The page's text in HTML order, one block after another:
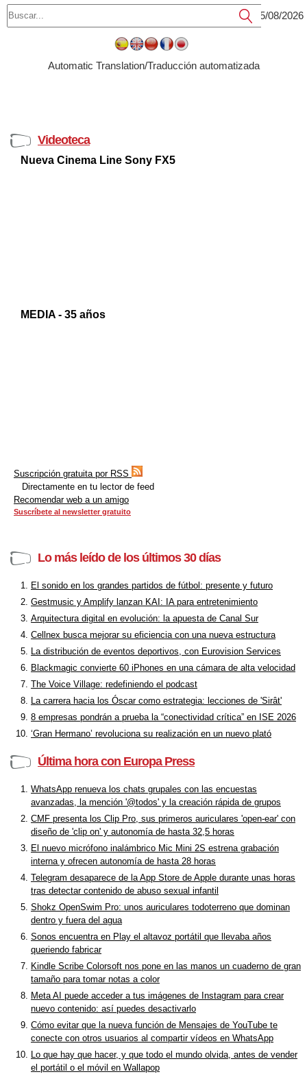
Submit05/08/2026
Automatic Translation/Traducción automatizada
Videoteca
Nueva Cinema Line Sony FX5
MEDIA - 35 años
Suscripción gratuita por RSS
Directamente en tu lector de feed
Recomendar web a un amigo
Suscríbete al newsletter gratuito
Lo más leído de los últimos 30 días
El sonido en los grandes partidos de fútbol: presente y futuro
Gestmusic y Amplify lanzan KAI: IA para entretenimiento
Arquitectura digital en evolución: la apuesta de Canal Sur
Cellnex busca mejorar su eficiencia con una nueva estructura
La distribución de eventos deportivos, con Eurovision Services
Blackmagic convierte 60 iPhones en una cámara de alta velocidad
The Voice Village: redefiniendo el podcast
La carrera hacia los Óscar como estrategia: lecciones de 'Sirât'
8 empresas pondrán a prueba la “conectividad crítica” en ISE 2026
‘Gran Hermano’ revoluciona su realización en un nuevo plató
Última hora con Europa Press
WhatsApp renueva los chats grupales con las encuestas
avanzadas, la mención '@todos' y la creación rápida de grupos
CMF presenta los Clip Pro, sus primeros auriculares 'open-ear' con
diseño de 'clip on' y autonomía de hasta 32,5 horas
El nuevo micrófono inalámbrico Mic Mini 2S estrena grabación
interna y ofrecen autonomía de hasta 28 horas
Telegram desaparece de la App Store de Apple durante unas horas
tras detectar contenido de abuso sexual infantil
Shokz OpenSwim Pro: unos auriculares todoterreno que dominan
dentro y fuera del agua
Sonos encuentra en Play el altavoz portátil que llevaba años
queriendo fabricar
Kindle Scribe Colorsoft nos pone en las manos un cuaderno de gran
tamaño para tomar notas a color
Meta AI puede acceder a tus imágenes de Instagram para crear
nuevo contenido: así puedes desactivarlo
Cómo evitar que la nueva función de Mensajes de YouTube te
conecte con otros usuarios al compartir vídeos en WhatsApp
Lo que hay que hacer, y que todo el mundo olvida, antes de vender
el portátil o el móvil en Wallapop